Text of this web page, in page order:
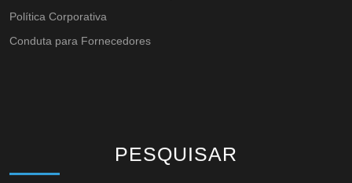
Política Corporativa
Conduta para Fornecedores
PESQUISAR